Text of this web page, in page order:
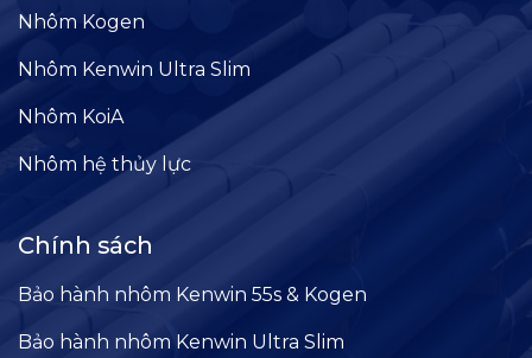
Nhôm Kogen
Nhôm Kenwin Ultra Slim
Nhôm KoiA
Nhôm hệ thủy lực
Chính sách
Bảo hành nhôm Kenwin 55s & Kogen
Bảo hành nhôm Kenwin Ultra Slim